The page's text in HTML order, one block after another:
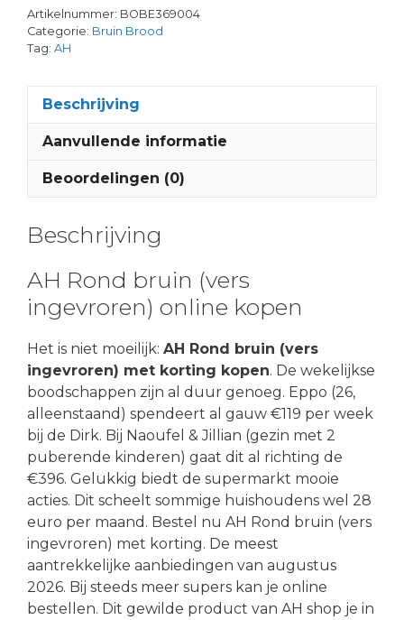
Artikelnummer: BOBE369004
Categorie: Bruin Brood
Tag: AH
Beschrijving
Aanvullende informatie
Beoordelingen (0)
Beschrijving
AH Rond bruin (vers
ingevroren) online kopen
Het is niet moeilijk: AH Rond bruin (vers
ingevroren) met korting kopen. De wekelijkse
boodschappen zijn al duur genoeg. Eppo (26,
alleenstaand) spendeert al gauw €119 per week
bij de Dirk. Bij Naoufel & Jillian (gezin met 2
puberende kinderen) gaat dit al richting de
€396. Gelukkig biedt de supermarkt mooie
acties. Dit scheelt sommige huishoudens wel 28
euro per maand. Bestel nu AH Rond bruin (vers
ingevroren) met korting. De meest
aantrekkelijke aanbiedingen van augustus
2026. Bij steeds meer supers kan je online
bestellen. Dit gewilde product van AH shop je in